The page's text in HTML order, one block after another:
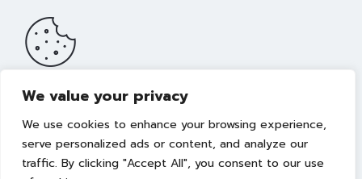
We value your privacy
We use cookies to enhance your browsing experience,
serve personalized ads or content, and analyze our
traffic. By clicking "Accept All", you consent to our use
8 30– 17
Copyright © 2022 คณะการแพทย์บูรณาการ มหาวิทยาลัย
เว็บไซต์นี้มีการจัดเก็บคุกกี้เพื่อมอบประสบการณ์การใช้งานเว็บไซต์ของ
ขาย เลือกเนื้อหาที่เหมาะสมให้กับคุณอย่างเป็นส่วนตัว ท่านสามารถศึกษา
นโยบายการใช้คุกกี้ (Cookies Policy)ได้ที่ลิงค์นี้ การใช้งานเว็บไซต์นี้
เป็นการยอมรับข้อกำหนดและยินยอมให้เราจัดเก็บคุ้กกี้ตามนโยบายที่แจ้ง
ในเบื้องต้น